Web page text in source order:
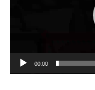
00:00